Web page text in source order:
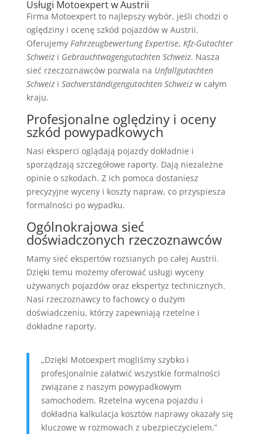
Usługi Motoexpert w Austrii
Firma Motoexpert to najlepszy wybór, jeśli chodzi o
oględziny i ocenę szkód pojazdów w Austrii.
Oferujemy Fahrzeugbewertung Expertise, Kfz-Gutachter
Schweizi Gebrauchtwagengutachten Schweiz. Nasza
sieć rzeczoznawców pozwala na Unfallgutachten
Schweizi Sachverständigengutachten Schweizw całym
kraju.
Profesjonalne oględziny i oceny
szkód powypadkowych
Nasi eksperci oglądają pojazdy dokładnie i
sporządzają szczegółowe raporty. Dają niezależne
opinie o szkodach. Z ich pomoca dostaniesz
precyzyjne wyceny i koszty napraw, co przyspiesza
formalności po wypadku.
Ogólnokrajowa sieć
doświadczonych rzeczoznawców
Mamy sieć ekspertów rozsianych po całej Austrii.
Dzięki temu możemy oferować usługi wyceny
używanych pojazdów oraz ekspertyz technicznych.
Nasi rzeczoznawcy to fachowcy o dużym
doświadczeniu, którzy zapewniają rzetelne i
dokładne raporty.
„Dzięki Motoexpert mogliśmy szybko i
profesjonalnie załatwić wszystkie formalności
związane z naszym powypadkowym
samochodem. Rzetelna wycena pojazdu i
dokładna kalkulacja kosztów naprawy okazały się
kluczowe w rozmowach z ubezpieczycielem.”